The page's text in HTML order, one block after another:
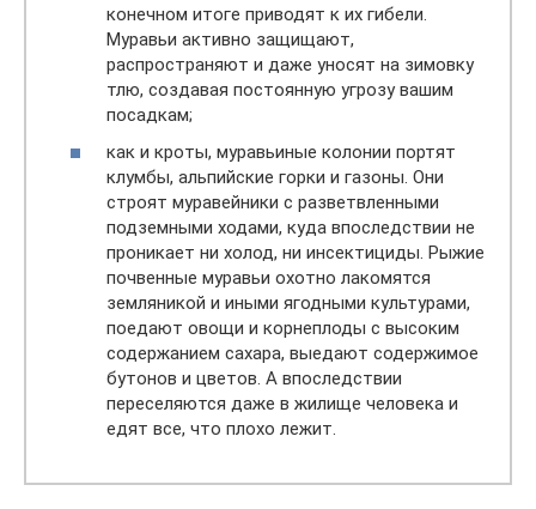
конечном итоге приводят к их гибели.
Муравьи активно защищают,
распространяют и даже уносят на зимовку
тлю, создавая постоянную угрозу вашим
посадкам;
как и кроты, муравьиные колонии портят
клумбы, альпийские горки и газоны. Они
строят муравейники с разветвленными
подземными ходами, куда впоследствии не
проникает ни холод, ни инсектициды. Рыжие
почвенные муравьи охотно лакомятся
земляникой и иными ягодными культурами,
поедают овощи и корнеплоды с высоким
содержанием сахара, выедают содержимое
бутонов и цветов. А впоследствии
переселяются даже в жилище человека и
едят все, что плохо лежит.